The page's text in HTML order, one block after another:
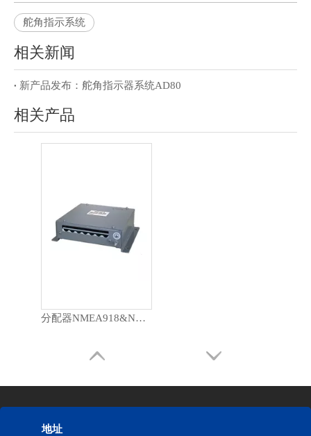
舵角指示系统
相关新闻
新产品发布：舵角指示器系统AD80
相关产品
分配器NMEA918&NMEA917
地址